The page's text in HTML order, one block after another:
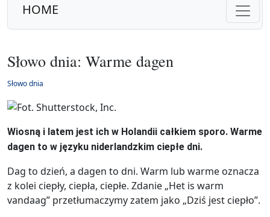
HOME
Słowo dnia: Warme dagen
Słowo dnia
Wiosną i latem jest ich w Holandii całkiem sporo. Warme
dagen to w języku niderlandzkim ciepłe dni.
Dag to dzień, a dagen to dni. Warm lub warme oznacza
z kolei ciepły, ciepła, ciepłe. Zdanie „Het is warm
vandaag” przetłumaczymy zatem jako „Dziś jest ciepło”.